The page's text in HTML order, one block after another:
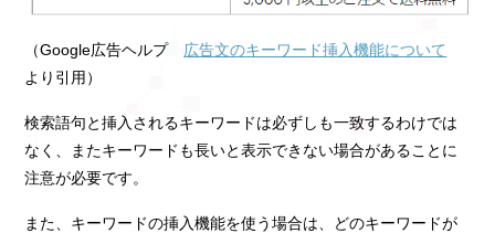
（Google広告ヘルプ 広告文のキーワード挿入機能について
より引用）
検索語句と挿入されるキーワードは必ずしも一致するわけでは
なく、またキーワードも長いと表示できない場合があることに
注意が必要です。
また、キーワードの挿入機能を使う場合は、どのキーワードが